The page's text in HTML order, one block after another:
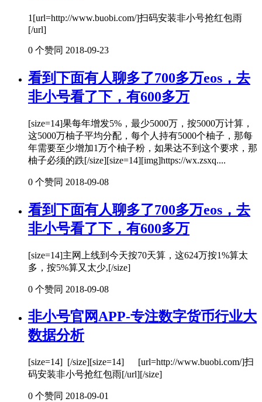
1[url=http://www.buobi.com/]扫码安装非小号抢红包雨
[/url]
0 个赞同 2018-09-23
看到下面有人聊多了700多万eos，去
非小号看了下，有600多万
[size=14]果每年增发5%，最少5000万，按5000万计算，
这5000万柚子平均分配，每个人持有5000个柚子，那每
年需要至少增加1万个柚子粉，如果达不到这个要求，那
柚子必须的跌[/size][size=14][img]https://wx.zsxq....
0 个赞同 2018-09-08
看到下面有人聊多了700多万eos，去
非小号看了下，有600多万
[size=14]主网上线到今天按70天算，这624万按1%算太
多，按5%算又太少,[/size]
0 个赞同 2018-09-08
非小号官网APP-专注数字货币行业大
数据分析
[size=14] [/size][size=14] [url=http://www.buobi.com/]扫
码安装非小号抢红包雨[/url][/size]
0 个赞同 2018-09-01